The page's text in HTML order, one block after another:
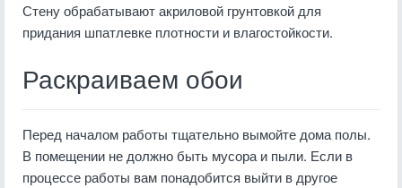
Стену обрабатывают акриловой грунтовкой для
придания шпатлевке плотности и влагостойкости.
Раскраиваем обои
Перед началом работы тщательно вымойте дома полы.
В помещении не должно быть мусора и пыли. Если в
процессе работы вам понадобится выйти в другое